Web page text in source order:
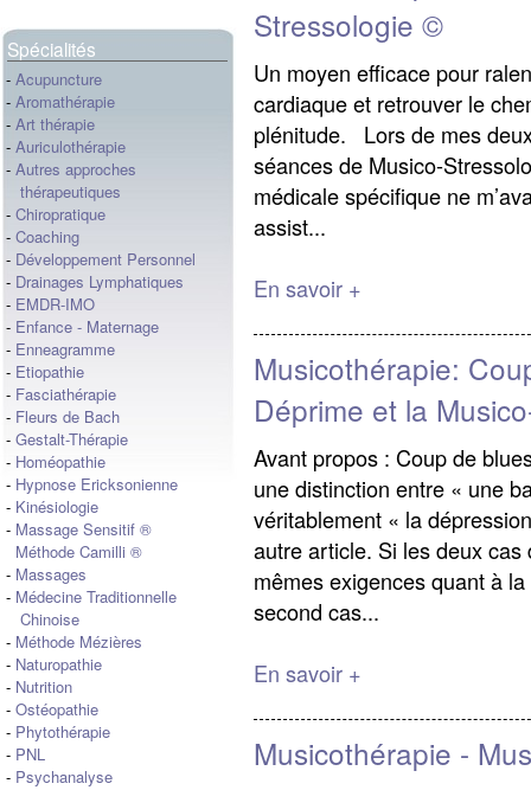
Spécialités
- Acupuncture
- Aromathérapie
- Art thérapie
- Auriculothérapie
- Autres approches
thérapeutiques
- Chiropratique
- Coaching
- Développement Personnel
- Drainages Lymphatiques
- EMDR-IMO
- Enfance - Maternage
- Enneagramme
- Etiopathie
- Fasciathérapie
- Fleurs de Bach
- Gestalt-Thérapie
- Homéopathie
- Hypnose Ericksonienne
- Kinésiologie
- Massage Sensitif ®
Méthode Camilli ®
- Massages
- Médecine Traditionnelle
Chinoise
- Méthode Mézières
- Naturopathie
- Nutrition
- Ostéopathie
- Phytothérapie
- PNL
- Psychanalyse
Stressologie ©
Un moyen efficace pour
cardiaque et retrouver le
plénitude. Lors de mes
séances de Musico-
médicale spécifique ne
assist...
En savoir +
Musicothérapie:
Déprime et la
Avant propos : Coup de
une distinction entre « une
véritablement « la
autre article. Si les deux
mêmes exigences quant à
second cas...
En savoir +
Musicothérapie -